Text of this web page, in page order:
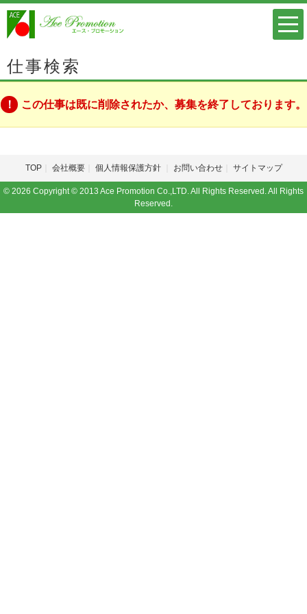
仕事検索
この仕事は既に削除されたか、募集を終了しております。
TOP 会社概要 個人情報保護方針 お問い合わせ サイトマップ
© 2026 Copyright © 2013 Ace Promotion Co.,LTD. All Rights Reserved. All Rights
Reserved.